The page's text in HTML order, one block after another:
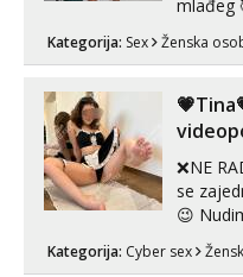
mlađeg 🥰 Klikni na link ispod i
Kategorija: Sex Ženska
❌NE
se
😉
poruku
Kategorija: Cyber sex